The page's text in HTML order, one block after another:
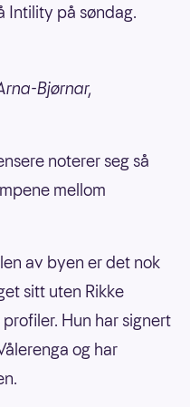
Intility på søndag.
Bjørnar,
noterer seg så
mellom
av byen er det nok
sitt uten Rikke
Hun har signert
og har